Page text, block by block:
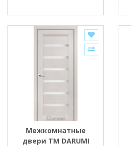
Межкомнатные
двери ТМ DARUMI